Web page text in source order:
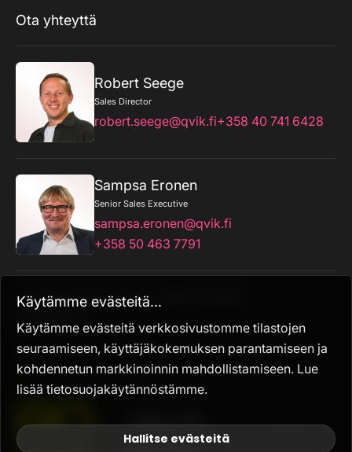
Ota yhteyttä
Robert Seege
Sales Director
robert.seege@qvik.fi+358 40 741 6428
Sampsa Eronen
Senior Sales Executive
sampsa.eronen@qvik.fi
+358 50 463 7791
Urho Kekkosen katu 5c, 00100, Helsinki
Käytämme evästeitä...
Käytämme evästeitä verkkosivustomme tilastojen
seuraamiseen, käyttäjäkokemuksen parantamiseen ja
kohdennetun markkinoinnin mahdollistamiseen. Lue
lisää tietosuojakäytännöstämme.
Hallitse evästeitä